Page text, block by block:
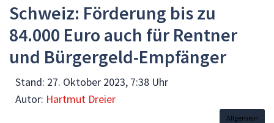
Schweiz: Förderung bis zu
84.000 Euro auch für Rentner
und Bürgergeld-Empfänger
Stand: 27. Oktober 2023, 7:38 Uhr
Autor: Hartmut Dreier
Allgemein